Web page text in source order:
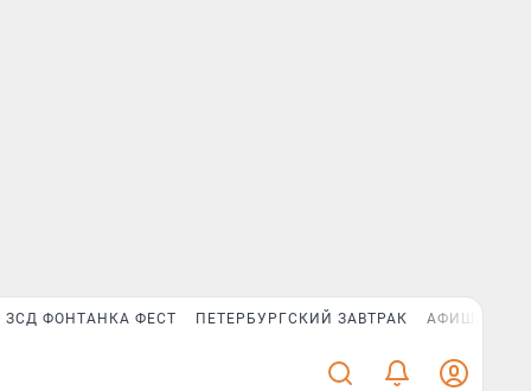
ЗСД ФОНТАНКА ФЕСТ ПЕТЕРБУРГСКИЙ ЗАВТРАК АФИША PLUS